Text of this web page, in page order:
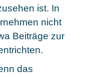
ist. In
nicht
Beiträge zur
das